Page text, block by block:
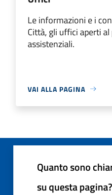
Le informazioni e i
Città, gli uffici aperti
assistenziali.
VAI ALLA PAGINA
Quanto sono
su questa pagina?